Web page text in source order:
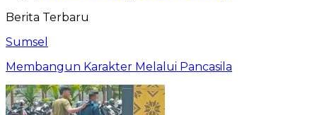
Berita Terbaru
Sumsel
Membangun Karakter Melalui Pancasila